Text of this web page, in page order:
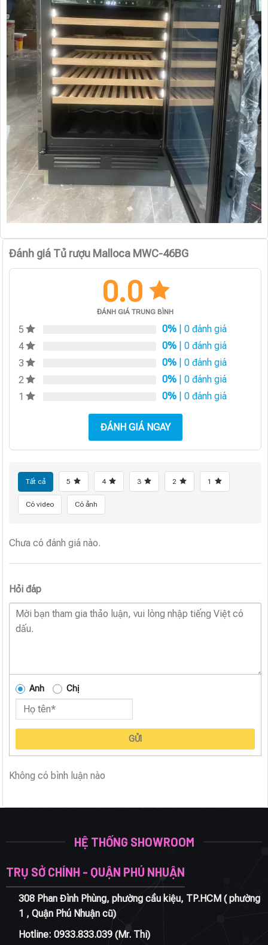
Đánh giá Tủ rượu Malloca MWC-46BG
0.0
ĐÁNH GIÁ TRUNG BÌNH
5 0% | 0 đánh giá
4
0% | 0 đánh giá
3
0% | 0 đánh giá
2
0% | 0 đánh giá
1
0% | 0 đánh giá
ĐÁNH GIÁ NGAY
Tất cả 5 4 3 2 1
Có video Có ảnh
Chưa có đánh giá nào.
Hỏi đáp
Anh Chị
GỬI
Không có bình luận nào
HỆ THỐNG SHOWROOM
TRỤ SỞ CHÍNH - QUẬN PHÚ NHUẬN
308 Phan Đình Phùng, phường cầu kiệu, TP.HCM ( phường
1 , Quận Phú Nhuận cũ)
Hotline: 0933.833.039(Mr. Thi)